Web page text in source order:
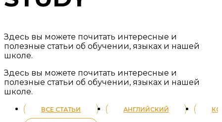
Здесь вы можете почитать интересные и
полезные статьи об обучении, языках и нашей
школе.
Здесь вы можете почитать интересные и
полезные статьи об обучении, языках и нашей
школе.
ВСЕ СТАТЬИ АНГЛИЙСКИЙ